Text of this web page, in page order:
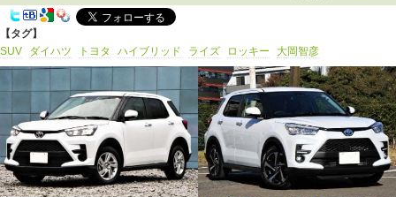
【タグ】
SUV
ダイハツ トヨタ ハイブリッド ライズ ロッキー 大岡智彦